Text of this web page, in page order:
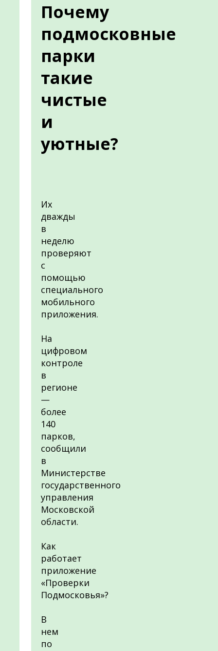
Почему
подмосковные
парки
такие
чистые
и
уютные?
Их
дважды
в
неделю
проверяют
с
помощью
специального
мобильного
приложения.
На
цифровом
контроле
в
регионе
—
более
140
парков,
сообщили
в
Министерстве
государственного
управления
Московской
области.
Как
работает
приложение
«Проверки
Подмосковья»?
В
нем
по